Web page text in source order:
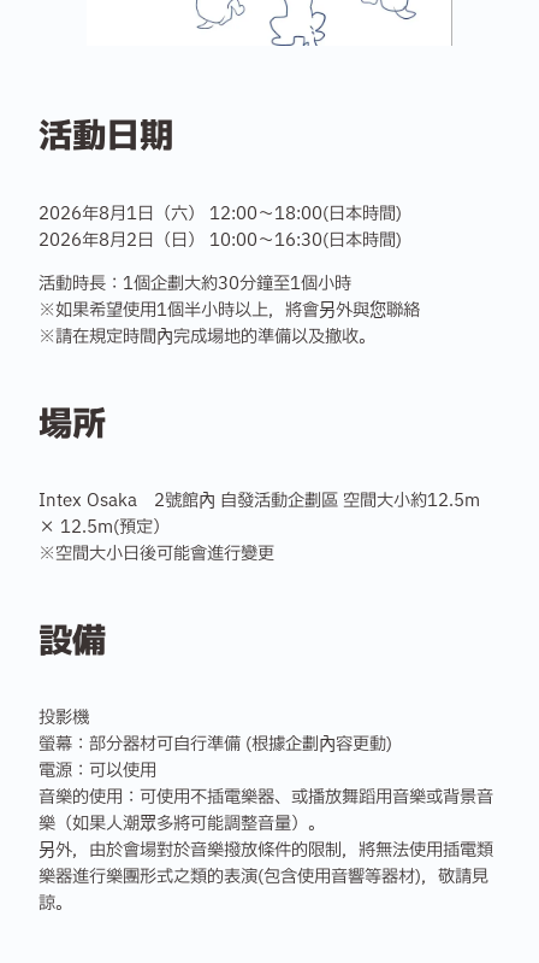
活動日期
2026年8月1日（六） 12:00〜18:00(日本時間)
2026年8月2日（日） 10:00〜16:30(日本時間)
活動時長：1個企劃大約30分鐘至1個小時
※如果希望使用1個半小時以上，將會另外與您聯絡
※請在規定時間內完成場地的準備以及撤收。
場所
Intex Osaka 2號館內 自發活動企劃區 空間大小約12.5m
× 12.5m(預定）
※空間大小日後可能會進行變更
設備
投影機
螢幕：部分器材可自行準備 (根據企劃內容更動)
電源：可以使用
音樂的使用：可使用不插電樂器、或播放舞蹈用音樂或背景音
樂（如果人潮眾多將可能調整音量）。
另外，由於會場對於音樂撥放條件的限制，將無法使用插電類
樂器進行樂團形式之類的表演(包含使用音響等器材)，敬請見
諒。